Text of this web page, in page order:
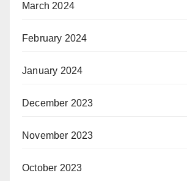
March 2024
February 2024
January 2024
December 2023
November 2023
October 2023